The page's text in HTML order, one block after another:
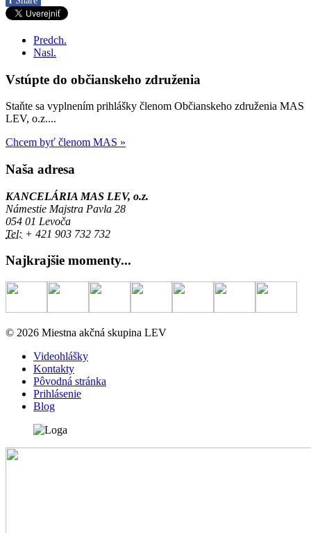
Predch.
Nasl.
Vstúpte do občianskeho združenia
Staňte sa vyplnením prihlášky členom Občianskeho združenia MAS
LEV, o.z....
Chcem byť členom MAS »
Naša adresa
KANCELÁRIA MAS LEV, o.z.
Námestie Majstra Pavla 28
054 01 Levoča
Tel: + 421 903 732 732
Najkrajšie momenty...
© 2026 Miestna akčná skupina LEV
Videohlášky
Kontakty
Pôvodná stránka
Prihlásenie
Blog